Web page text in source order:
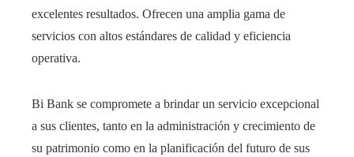
excelentes resultados. Ofrecen una amplia gama de
servicios con altos estándares de calidad y eficiencia
operativa.
Bi Bank se compromete a brindar un servicio excepcional
a sus clientes, tanto en la administración y crecimiento de
su patrimonio como en la planificación del futuro de sus